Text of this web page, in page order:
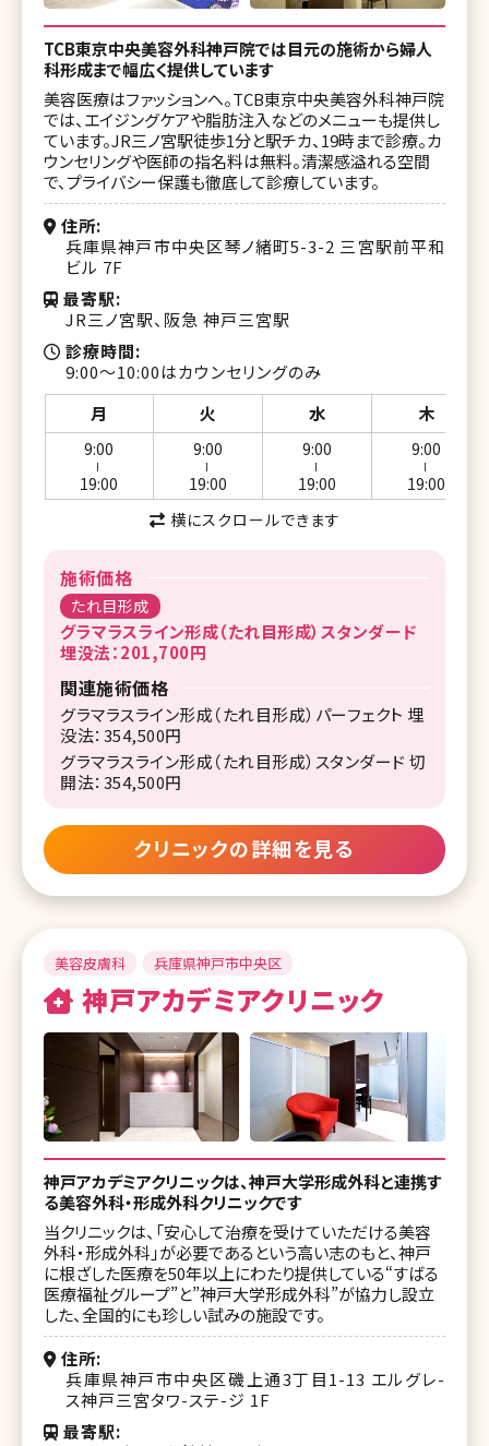
TCB東京中央美容外科神戸院では目元の施術から婦人
科形成まで幅広く提供しています
美容医療はファッションへ。TCB東京中央美容外科神戸院
では、エイジングケアや脂肪注入などのメニューも提供し
ています。JR三ノ宮駅徒歩1分と駅チカ、19時まで診療。カ
ウンセリングや医師の指名料は無料。清潔感溢れる空間
で、プライバシー保護も徹底して診療しています。
住所
兵庫県神戸市中央区琴ノ緒町5-3-2 三宮駅前平和
ビル 7F
最寄駅
JR三ノ宮駅、阪急 神戸三宮駅
診療時間
9:00～10:00はカウンセリングのみ
月
火 水 木
9:00
19:00
9:00
19:00
9:00
19:00
9:00
19:00
横にスクロールできます
施術価格
たれ目形成
グラマラスライン形成（たれ目形成）スタンダード
埋没法：201,700円
関連施術価格
グラマラスライン形成（たれ目形成）パーフェクト 埋
没法：354,500円
グラマラスライン形成（たれ目形成）スタンダード 切
開法：354,500円
クリニックの詳細を見る
美容皮膚科 兵庫県神戸市中央区
神戸アカデミアクリニック
神戸アカデミアクリニックは、神戸大学形成外科と連携す
る美容外科・形成外科クリニックです
当クリニックは、「安心して治療を受けていただける美容
外科・形成外科」が必要であるという高い志のもと、神戸
に根ざした医療を50年以上にわたり提供している“すばる
医療福祉グループ”と”神戸大学形成外科”が協力し設立
した、全国的にも珍しい試みの施設です。
住所
兵庫県神戸市中央区磯上通3丁目1-13 エルグレ-
ス神戸三宮タワ-ステ-ジ 1F
最寄駅